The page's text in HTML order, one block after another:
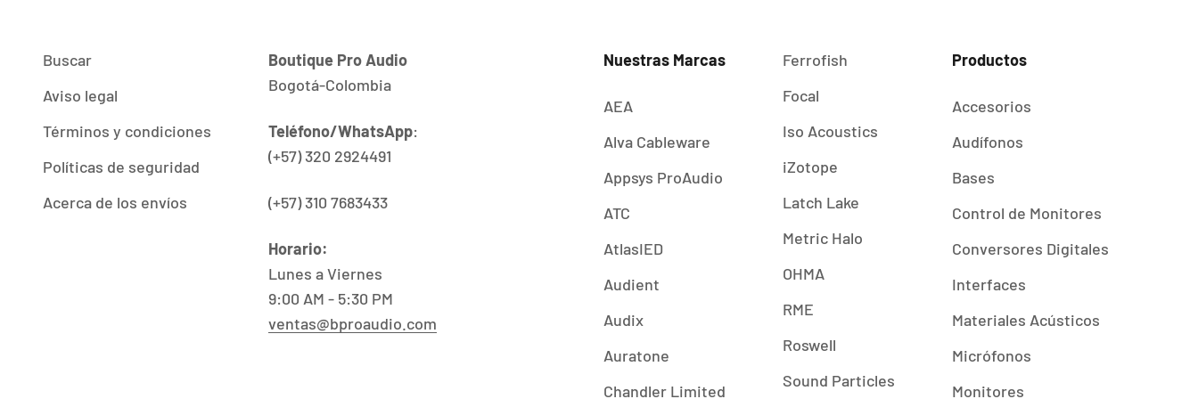
Buscar
Aviso legal
Términos y condiciones
Políticas de seguridad
Acerca de los envíos
Boutique Pro Audio
Bogotá-Colombia
Teléfono/WhatsApp:
(+57) 320 2924491
(+57) 310 7683433
Horario:
Lunes a Viernes
9:00 AM - 5:30 PM
ventas@bproaudio.com
Nuestras Marcas
AEA
Alva Cableware
Appsys ProAudio
ATC
AtlasIED
Audient
Audix
Auratone
Chandler Limited
Ferrofish
Focal
Iso Acoustics
iZotope
Latch Lake
Metric Halo
OHMA
RME
Roswell
Sound Particles
Productos
Accesorios
Audífonos
Bases
Control de Monitores
Conversores Digitales
Interfaces
Materiales Acústicos
Micrófonos
Monitores